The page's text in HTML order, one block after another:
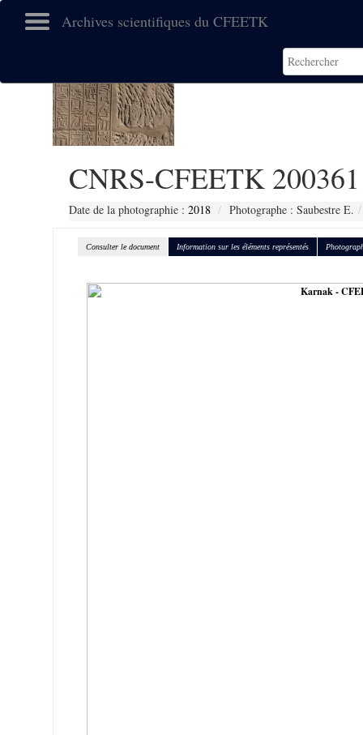
Archives scientifiques du CFEETK
CNRS-CFEETK 200361
Date de la photographie : 2018 Photographe : Saubestre E.
Consulter le document Information sur les éléments représentés